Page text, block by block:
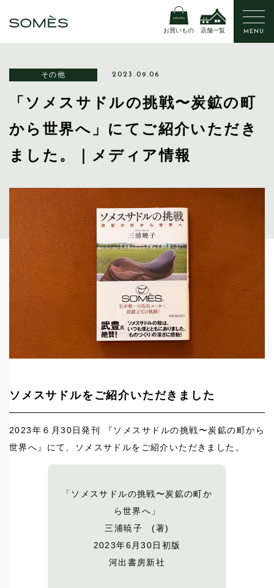
お買いもの 店舗一覧 MENU
その他 2023.09.06
「ソメスサドルの挑戦〜炭鉱の町
から世界へ」にてご紹介いただき
ました。｜メディア情報
ソメスサドルをご紹介いただきました
2023年６月30日発刊 『ソメスサドルの挑戦〜炭鉱の町から
世界へ』にて、ソメスサドルをご紹介いただきました。
「ソメスサドルの挑戦〜炭鉱の町か
ら世界へ」
三浦暁子 (著)
2023年6月30日初版
河出書房新社